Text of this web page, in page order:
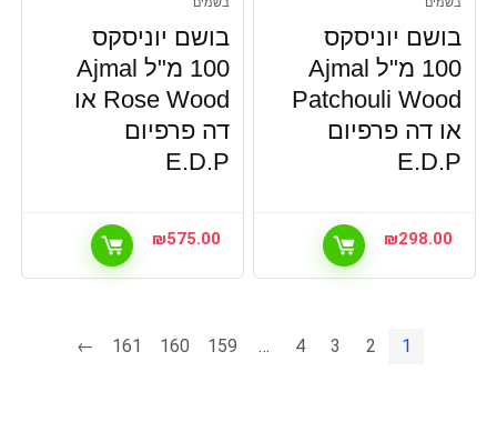
בושם יוניסקס
100 מ"ל Ajmal
Patchouli Wood
או דה פרפיום
E.D.P
₪298.00
בושם יוניסקס
100 מ"ל Ajmal
Rose Wood או
דה פרפיום
E.D.P
₪575.00
1
2
3
4
…
159
160
161
←